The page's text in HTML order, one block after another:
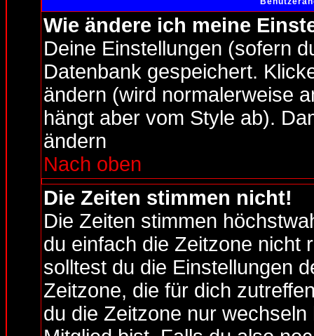
Wie ändere ich meine
Deine Einstellungen (sofern
Datenbank gespeichert.
ändern (wird normalerweise
hängt aber vom Style ab).
ändern
Nach oben
Die Zeiten stimmen nicht!
Die Zeiten stimmen
du einfach die Zeitzone nicht
solltest du die Einstellungen
Zeitzone, die für dich
du die Zeitzone nur